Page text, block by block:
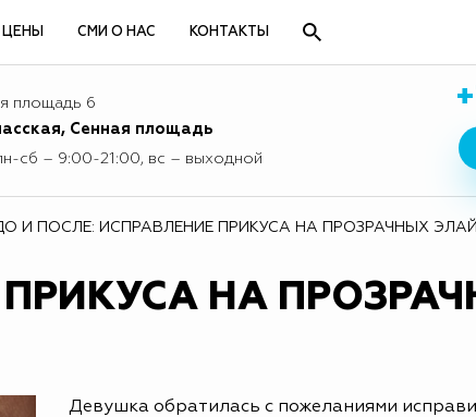
ЦЕНЫ
СМИ О НАС КОНТАКТЫ
площадь 6
Сенная площадь
сб – 9:00-21:00, вс – выходной
И ПОСЛЕ: ИСПРАВЛЕНИЕ ПРИКУСА НА ПРОЗРАЧНЫХ
НА
Девушка обратилась с пожеланиями